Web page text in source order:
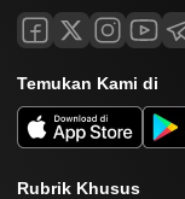
Temukan Kami di
Rubrik Khusus